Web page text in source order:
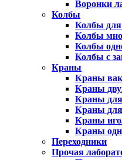
Воронки
Колбы
Колбы для
Колбы
Колбы
Колбы с
Краны
Краны
Краны
Краны
Краны для
Краны
Краны
Переходники
Прочая